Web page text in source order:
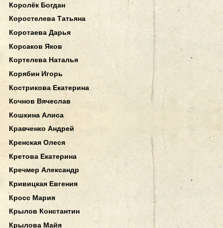
Королёк Богдан
Коростелева Татьяна
Коротаева Дарья
Корсаков Яков
Кортелева Наталья
Корябин Игорь
Кострикова Екатерина
Кочнов Вячеслав
Кошкина Алиса
Кравченко Андрей
Кренская Олеся
Кретова Екатерина
Кречмер Александр
Кривицкая Евгения
Кросс Мария
Крылов Константин
Крылова Майя